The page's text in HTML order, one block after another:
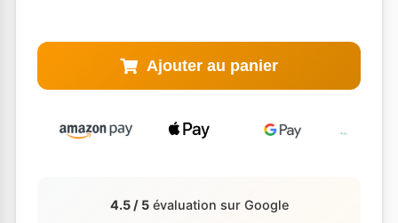
Ajouter au panier
4.5 / 5évaluation sur Google